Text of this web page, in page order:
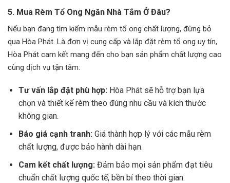
5. Mua Rèm Tổ Ong Ngăn Nhà Tắm Ở Đâu?
Nếu bạn đang tìm kiếm mẫu rèm tổ ong chất lượng, đừng bỏ
qua Hòa Phát. Là đơn vị cung cấp và lắp đặt rèm tổ ong uy tín,
Hòa Phát cam kết mang đến cho bạn sản phẩm chất lượng cao
cùng dịch vụ tận tâm:
Tư vấn lắp đặt phù hợp:Hòa Phát sẽ hỗ trợ bạn lựa
chọn và thiết kế rèm theo đúng nhu cầu và kích thước
không gian.
Báo giá cạnh tranh:Giá thành hợp lý với các mẫu rèm
chất lượng, được bảo hành dài hạn.
Cam kết chất lượng: Đảm bảo mọi sản phẩm đạt tiêu
chuẩn chất lượng quốc tế, bền bỉ theo thời gian.